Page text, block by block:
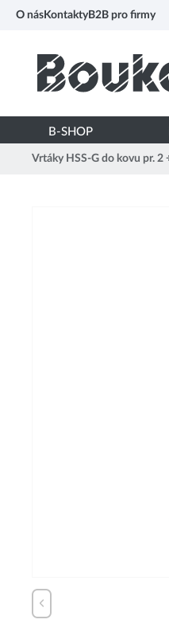
O nás Kontakty B2B pro firmy
B-SHOP
Vrtáky HSS-G do kovu pr.